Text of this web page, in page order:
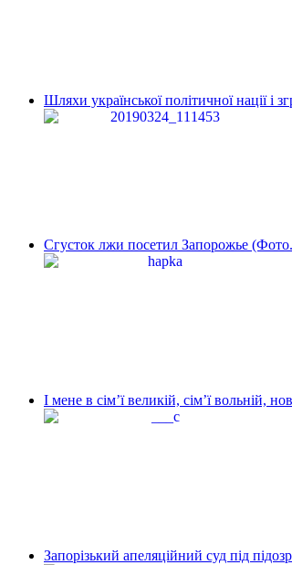
Шляхи української політичної нації і
Сгусток лжи посетил Запорожье
І мене в сім’ї великій, сім’ї вольній,
Запорізький апеляційний суд під